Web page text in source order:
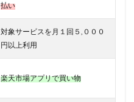
払い
対象サービスを月１回５,０００
円以上利用
楽天市場アプリで買い物